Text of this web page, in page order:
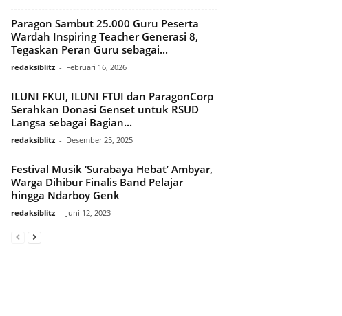
Paragon Sambut 25.000 Guru Peserta
Wardah Inspiring Teacher Generasi 8,
Tegaskan Peran Guru sebagai...
redaksiblitz - Februari 16, 2026
ILUNI FKUI, ILUNI FTUI dan ParagonCorp
Serahkan Donasi Genset untuk RSUD
Langsa sebagai Bagian...
redaksiblitz - Desember 25, 2025
Festival Musik ‘Surabaya Hebat’ Ambyar,
Warga Dihibur Finalis Band Pelajar
hingga Ndarboy Genk
redaksiblitz - Juni 12, 2023